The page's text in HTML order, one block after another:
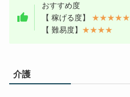
おすすめ度
【 稼げる度】
★★★★★
【 難易度】 ★★★★
介護